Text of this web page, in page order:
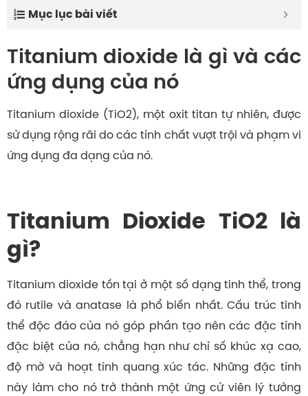
Mục lục bài viết
Titanium dioxide là gì và các
ứng dụng của nó
Titanium dioxide (TiO2), một oxit titan tự nhiên, được
sử dụng rộng rãi do các tính chất vượt trội và phạm vi
ứng dụng đa dạng của nó.
Titanium Dioxide TiO2 là
gì?
Titanium dioxidetồn tại ở một số dạng tinh thể, trong
đó rutile và anatase là phổ biến nhất. Cấu trúc tinh
thể độc đáo của nó góp phần tạo nên các đặc tính
đặc biệt của nó, chẳng hạn như chỉ số khúc xạ cao,
độ mờ và hoạt tính quang xúc tác. Những đặc tính
này làm cho nó trở thành một ứng cử viên lý tưởng